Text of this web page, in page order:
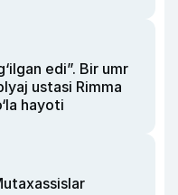
edi”. Bir umr
ustasi Rimma
hayoti